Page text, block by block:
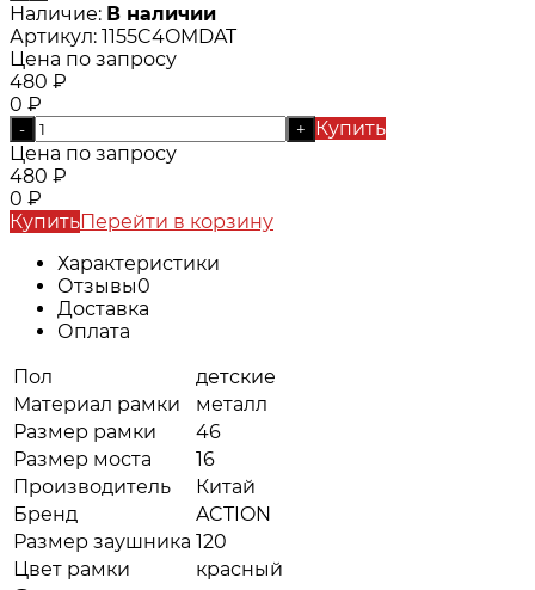
Наличие: В наличии
Артикул: 1155C4OMDAT
Цена по запросу
480 ₽
0 ₽
- +
Купить
Цена по запросу
480 ₽
0 ₽
КупитьПерейти в корзину
Характеристики
Отзывы0
Доставка
Оплата
Пол
детские
Материал рамки
металл
Размер рамки
46
Размер моста
16
Производитель
Китай
Бренд
ACTION
Размер заушника 120
Цвет рамки
красный